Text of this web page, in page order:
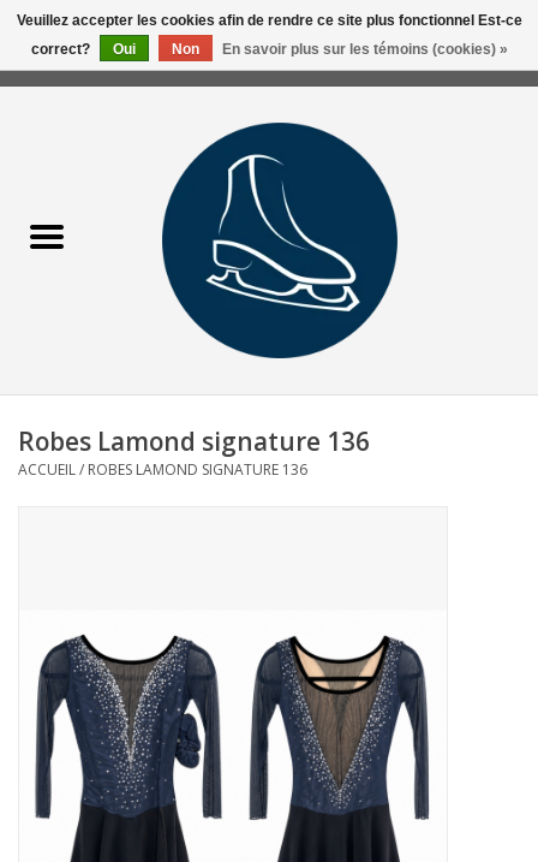
0 Articles - 0,00$CA
Liquidation/Clearance
Patins Usagés
Hockey
Pièces uniques Lamond
Signature
Zuca
Rendez-vous achat de patins
Robes Lamond signature 136
ACCUEIL/ ROBES LAMOND SIGNATURE 136
Veuillez accepter les cookies afin de rendre ce site plus fonctionnel Est-ce
correct?
Oui Non En savoir plus sur les témoins (cookies) »